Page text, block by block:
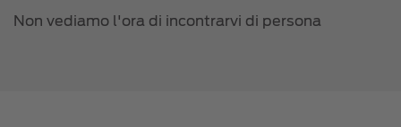
Non vediamo l'ora di incontrarvi di persona